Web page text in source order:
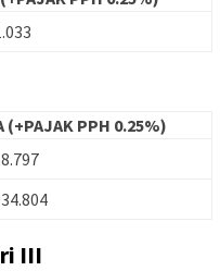
(+PAJAK PPH 0.25%)
III